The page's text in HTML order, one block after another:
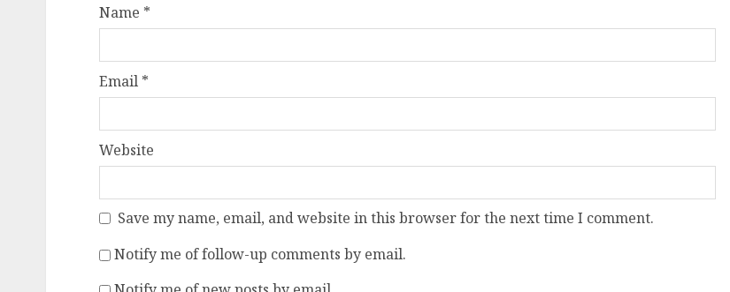
Name *
Email *
Website
Save my name, email, and website in this browser for the next time I comment.
Notify me of follow-up comments by email.